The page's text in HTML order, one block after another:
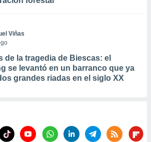
Viñas
de la tragedia de Biescas: el
se levantó en un barranco que ya
grandes riadas en el siglo XX